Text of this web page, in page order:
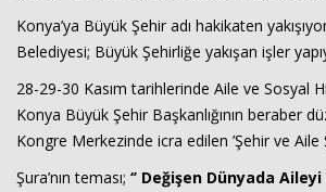
Konya’ya Büyük Şehir adı hakikaten
Belediyesi; Büyük Şehirliğe yakışan işler
28-29-30 Kasım tarihlerinde Aile ve Sosyal
Konya Büyük Şehir Başkanlığının beraber
Kongre Merkezinde icra edilen ’Şehir ve Aile
Şura’nın teması; ‘’ Değişen Dünyada